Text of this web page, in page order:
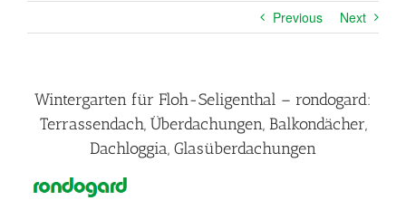
Previous Next
Wintergarten für Floh-Seligenthal – rondogard:
Terrassendach, Überdachungen, Balkondächer,
Dachloggia, Glasüberdachungen